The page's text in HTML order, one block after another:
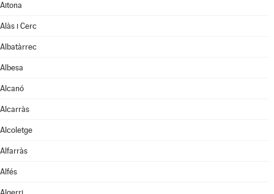
Aitona
Alàs i Cerc
Albatàrrec
Albesa
Alcanó
Alcarràs
Alcoletge
Alfarràs
Alfés